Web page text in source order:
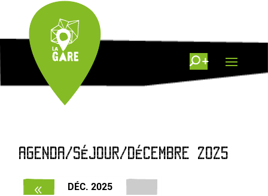
AGENDA/SÉJOUR/DÉCEMBRE 2025
DÉC. 2025